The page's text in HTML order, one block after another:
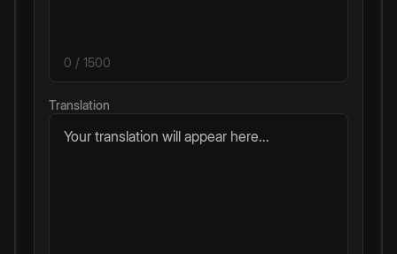
0 / 1500
Translation
Your translation will appear here...